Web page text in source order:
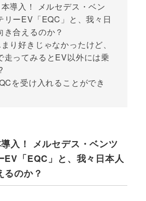
導入！ メルセデス・ベン
リーEV「EQC」と、我々日
き合えるのか？
り好きじゃなかったけど、
走ってみるとEV以外には乗
を受け入れることができ
入！ メルセデス・ベンツ
EV「EQC」と、我々日本人
るのか？